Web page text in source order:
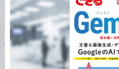
テ
ゴ
リ
タ
グ